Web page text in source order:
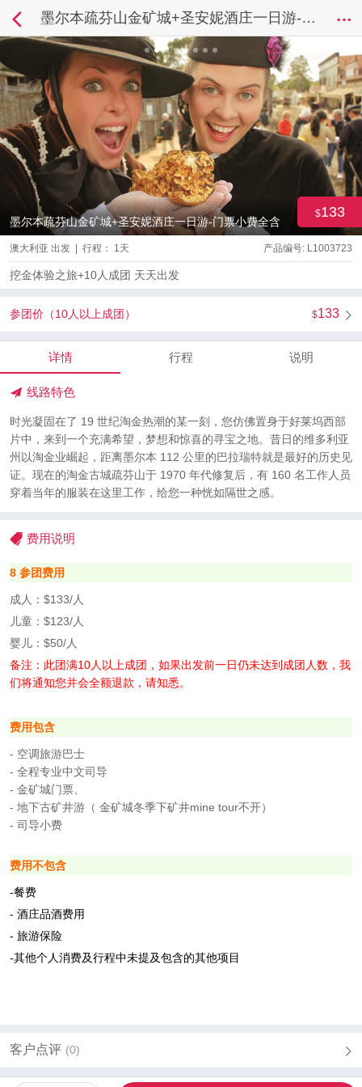
墨尔本疏芬山金矿城+圣安妮酒庄一日游-门票小费全含
墨尔本疏芬山金矿城+圣安妮酒庄一日游-门票小费全含
133
产品编号: L1003723
澳大利亚 出发 | 行程： 1天
挖金体验之旅+10人成团 天天出发
133
参团价（10人以上成团）
详情 行程 说明
线路特色
时光凝固在了 19 世纪淘金热潮的某一刻，您仿佛置身于好莱坞西部
片中，来到一个充满希望，梦想和惊喜的寻宝之地。昔日的维多利亚
州以淘金业崛起，距离墨尔本 112 公里的巴拉瑞特就是最好的历史见
证。现在的淘金古城疏芬山于 1970 年代修复后，有 160 名工作人员
穿着当年的服装在这里工作，给您一种恍如隔世之感。
费用说明
8 参团费用
成人：$133/人
儿童：$123/人
婴儿：$50/人
备注：此团满10人以上成团，如果出发前一日仍未达到成团人数，我
们将通知您并会全额退款，请知悉。
费用包含
- 空调旅游巴士
- 全程专业中文司导
- 金矿城门票、
- 地下古矿井游（ 金矿城冬季下矿井mine tour不开）
- 司导小费
费用不包含
-餐费
- 酒庄品酒费用
- 旅游保险
-其他个人消费及行程中未提及包含的其他项目
客户点评 (0)